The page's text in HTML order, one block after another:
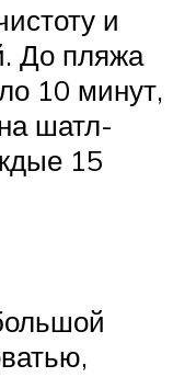
и
До пляжа
10 минут,
шатл-
15